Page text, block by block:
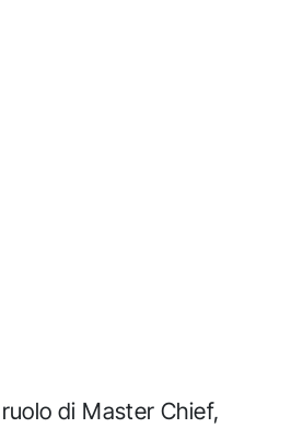
di Master Chief,